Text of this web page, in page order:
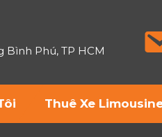
Bình Phú, TP HCM
Thuê Xe